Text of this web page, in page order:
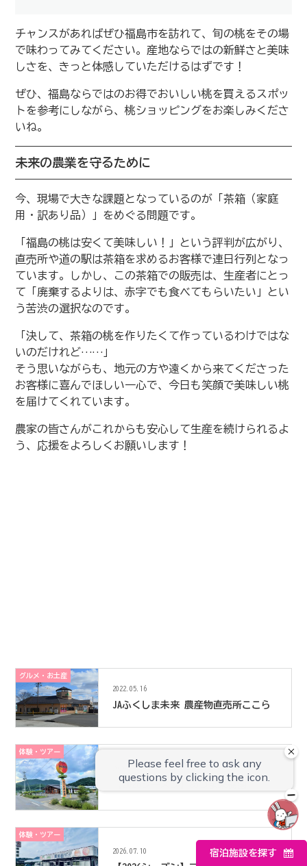
宿泊施設を探す
チャンスがあればぜひ福島市を訪れて、旬の桃をその場
で味わってみてください。産地ならではの新鮮さと美味
しさを、きっと体感していただけるはずです！
ぜひ、福島ならではのお得でおいしい桃を買えるスポッ
トを参考にしながら、桃ショッピングをお楽しみくださ
いね。
未来の農業を守るために
今、現場で大きな課題となっているのが「茶箱（家庭
用・訳あり品）」をめぐる問題です。
「福島の桃は安くて美味しい！」という評判が広がり、
直売所や道の駅は茶箱を求めるお客様で連日行列となっ
ています。しかし、この茶箱での販売は、生産者にとっ
て「廃棄するよりは、赤字でも食べてもらいたい」とい
う苦渋の選択なのです。
「決して、茶箱の桃を作りたくて作っているわけではな
いのだけれど……」
そう思いながらも、地元の方や遠くから来てくださった
お客様に喜んでほしい一心で、今日も笑顔で美味しい桃
を届けてくれています。
農家の皆さんがこれからも安心して生産を続けられるよ
う、応援をよろしくお願いします！
グルメ・お土産
2022.05.16
JAふくしま未来 農産物直売所ここら
体験・ツアー
2026.07.10
【2026シーズン】あづま果樹園
体験・ツアー
2026.07.10